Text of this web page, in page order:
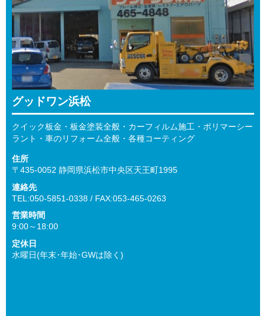
グッドワン浜松
クイック板金・板金塗装全般・カーフィルム施工・ポリマーシー
ラント・車のリフォーム全般・各種コーティング
住所
〒435-0052 静岡県浜松市中央区天王町1995
連絡先
TEL:050-5851-0338 / FAX:053-465-0263
営業時間
9:00～18:00
定休日
水曜日(年末･年始･GWは除く)